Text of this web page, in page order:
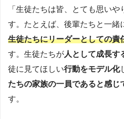
「生徒たちは皆、とても思い
す。たとえば、後輩たちと一緒
生徒たちにリーダーとしての責
す。生徒たちが人として成長す
徒に見てほしい行動をモデル化
たちの家族の一員であると感じ
す。